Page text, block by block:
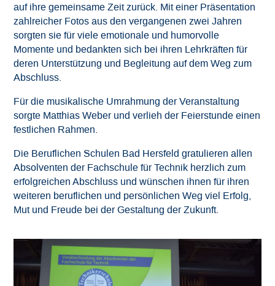
auf ihre gemeinsame Zeit zurück. Mit einer Präsentation
zahlreicher Fotos aus den vergangenen zwei Jahren
sorgten sie für viele emotionale und humorvolle
Momente und bedankten sich bei ihren Lehrkräften für
deren Unterstützung und Begleitung auf dem Weg zum
Abschluss.
Für die musikalische Umrahmung der Veranstaltung
sorgte Matthias Weber und verlieh der Feierstunde einen
festlichen Rahmen.
Die Beruflichen Schulen Bad Hersfeld gratulieren allen
Absolventen der Fachschule für Technik herzlich zum
erfolgreichen Abschluss und wünschen ihnen für ihren
weiteren beruflichen und persönlichen Weg viel Erfolg,
Mut und Freude bei der Gestaltung der Zukunft.